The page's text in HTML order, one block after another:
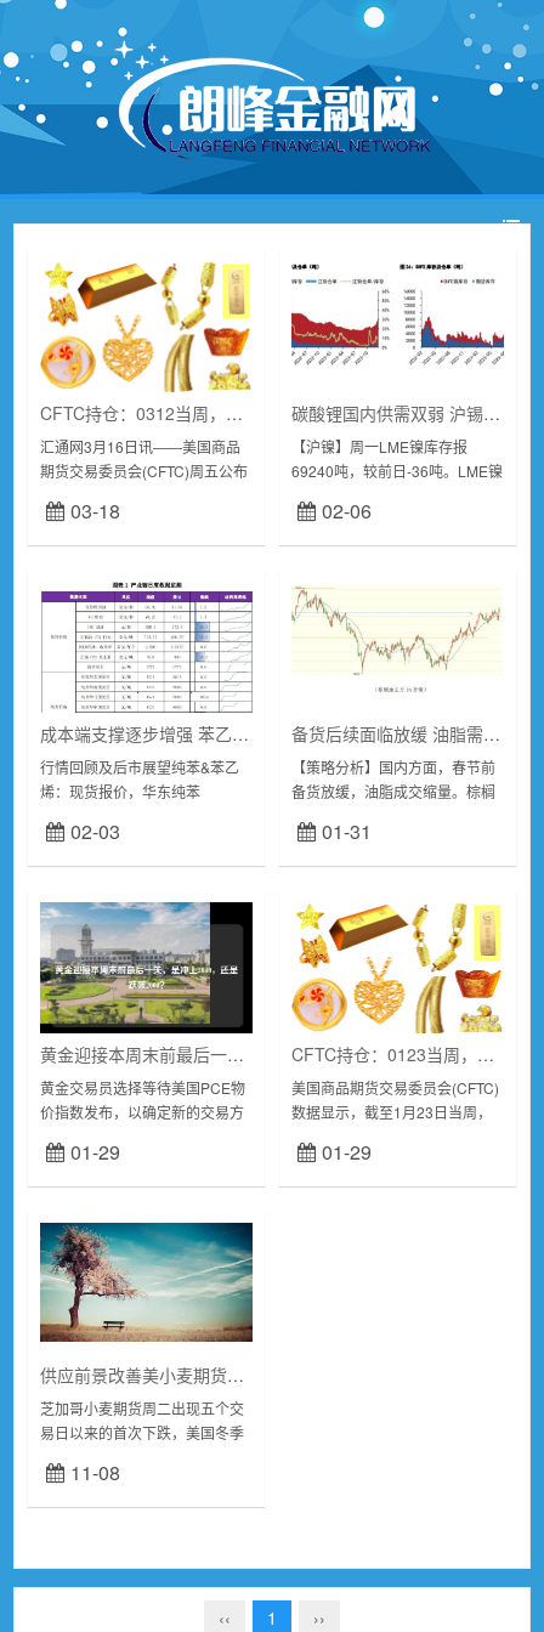
CFTC持仓：0312当周，投机者增黄金净多头减原油净多头
汇通网3月16日讯――美国商品
期货交易委员会(CFTC)周五公布
COMEX黄金投机者净多头头寸
增加28500手头寸，至15956...
03-18
碳酸锂国内供需双弱 沪锡进入传统淡季
【沪镍】周一LME镍库存报
69240吨，较前日-36吨。LME镍
0.51%。沪镍主力下午收盘价
129280...
02-06
成本端支撑逐步增强 苯乙烯价格维持坚挺
行情回顾及后市展望纯苯&苯乙
烯：现货报价，华东纯苯
910(10)美元/吨，华东苯乙烯
8875(15)元/吨。下...
02-03
备货后续面临放缓 油脂需求支撑或松动
【策略分析】国内方面，春节前
备货放缓，油脂成交缩量。棕榈
升，交投有望升温;由于胀库压
力，油厂开工偏低，豆油现货成
01-31
黄金迎接本周末前最后一关，是冲上2040，还是跌破2000？
黄金交易员选择等待美国PCE物
价指数发布，以确定新的交易方
将公布12月个人消费支出
（PCE）物价指数。据权威媒体
01-29
CFTC持仓：0123当周，投机者削减黄金净多头，增加原油净多头
美国商品期货交易委员会(CFTC)
数据显示，截至1月23日当周，
寸削减24019手头寸，至76615
手；CFTC石油投机者将WTI...
01-29
供应前景改善美小麦期货五个交易日来首跌，美豆价格坚挺
芝加哥小麦期货周二出现五个交
易日以来的首次下跌，美国冬季
球供应前景，并加大了价格压
力。由于最大出口国巴西的天气
11-08
‹‹ 1 ››